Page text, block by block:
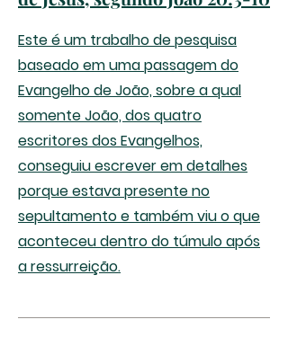
Este é um trabalho de pesquisa
baseado em uma passagem do
Evangelho de João, sobre a qual
somente João, dos quatro
escritores dos Evangelhos,
conseguiu escrever em detalhes
porque estava presente no
sepultamento e também viu o que
aconteceu dentro do túmulo após
a ressurreição.